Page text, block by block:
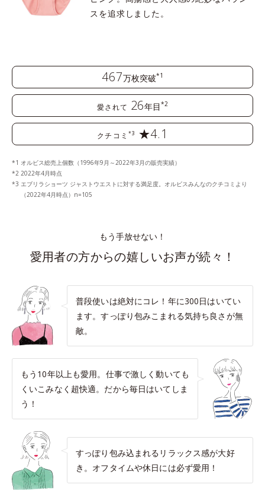
スを追求しました。
467万枚突破*1
愛されて 26年目*2
クチコミ*3 ★4.1
オルビス総売上個数（1996年9月～2022年3月の販売実績）
2022年4月時点
エブリラショーツ ジャストウエストに対する満足度。オルビスみんなのクチコミより
（2022年4月時点）n=105
もう手放せない！
愛用者の方からの嬉しいお声が続々！
普段使いは絶対にコレ！年に300日はいてい
ます。すっぽり包みこまれる気持ち良さが無
敵。
もう10年以上も愛用。仕事で激しく動いても
くいこみなく超快適。だから毎日はいてしま
う！
すっぽり包み込まれるリラックス感が大好
き。オフタイムや休日には必ず愛用！